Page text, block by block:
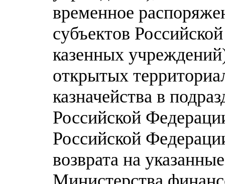
временное
субъектов
казенных
открытых
казначейства в
Российской
Российской
возврата на